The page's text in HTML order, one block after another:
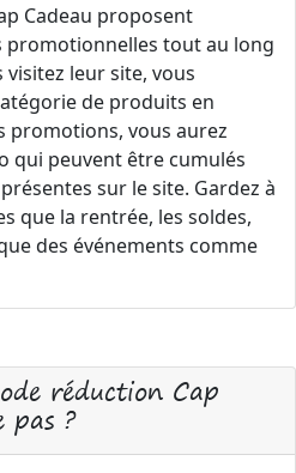
Cadeau proposent
tout au long
visitez leur site, vous
de produits en
promotions, vous aurez
qui peuvent être cumulés
sur le site. Gardez à
que la rentrée, les soldes,
des événements comme
réduction Cap
pas ?